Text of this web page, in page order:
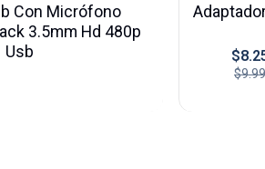
Con Micrófono
3.5mm Hd 480p
Usb